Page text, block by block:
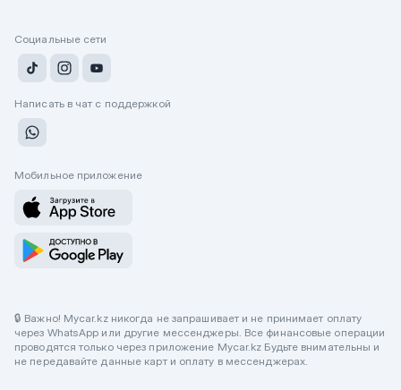
Социальные сети
Написать в чат с поддержкой
Мобильное приложение
🔒 Важно! Mycar.kz никогда не запрашивает и не принимает оплату
через WhatsApp или другие мессенджеры. Все финансовые операции
проводятся только через приложение Mycar.kz Будьте внимательны и
не передавайте данные карт и оплату в мессенджерах.